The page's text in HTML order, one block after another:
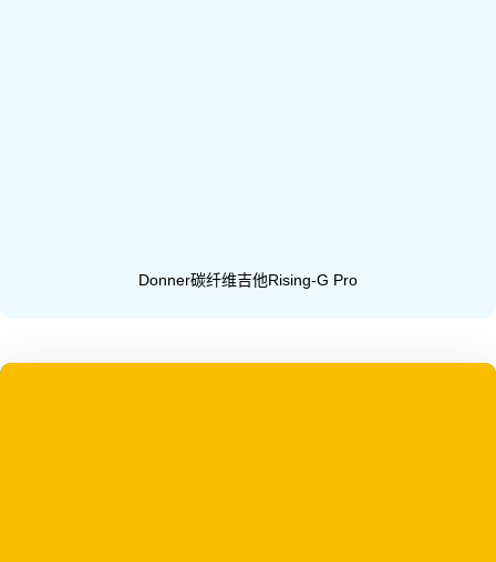
Donner碳纤维吉他Rising-G Pro